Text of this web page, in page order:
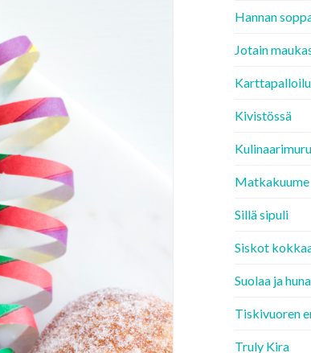
Hannan
Jotain
Kivistössä
Matkakuume
Sillä sipuli
Siskot
Suolaa ja
Tiskivuoren
Truly Kira